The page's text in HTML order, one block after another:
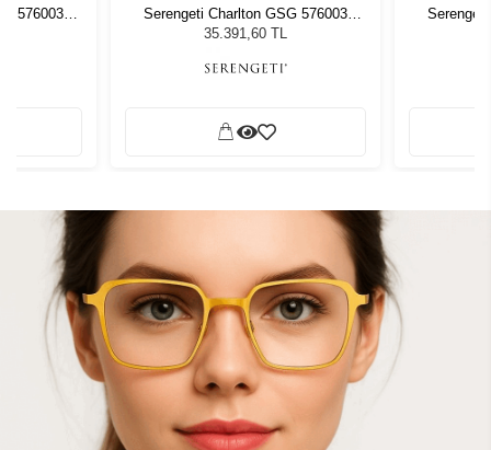
576003
Serengeti Charlton GSG 576003
Unisex Güneş Gözlüğü
35.391,60 TL